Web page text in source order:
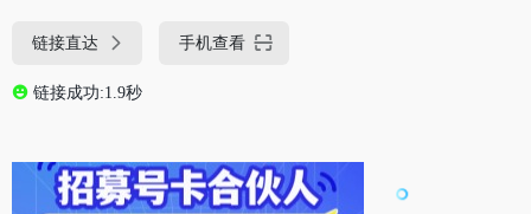
链接直达 手机查看
链接成功:1.9秒